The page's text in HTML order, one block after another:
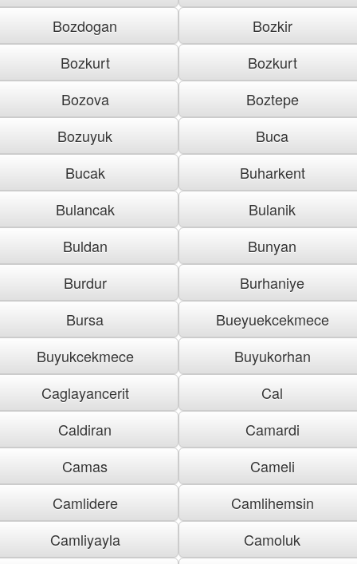
Bozdogan
Bozkir
Bozkurt
Bozkurt
Bozova
Boztepe
Bozuyuk
Buca
Bucak
Buharkent
Bulancak
Bulanik
Buldan
Bunyan
Burdur
Burhaniye
Bursa
Bueyuekcekmece
Buyukcekmece
Buyukorhan
Caglayancerit
Cal
Caldiran
Camardi
Camas
Cameli
Camlidere
Camlihemsin
Camliyayla
Camoluk